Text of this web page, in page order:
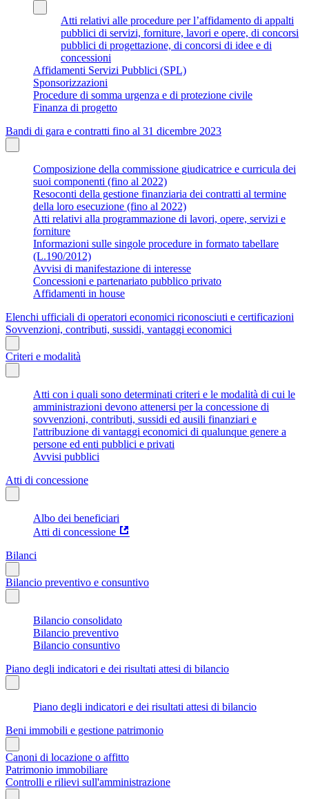
Atti relativi alle procedure per l’affidamento di appalti
pubblici di servizi, forniture, lavori e opere, di concorsi
pubblici di progettazione, di concorsi di idee e di
concessioni
Affidamenti Servizi Pubblici (SPL)
Sponsorizzazioni
Procedure di somma urgenza e di protezione civile
Finanza di progetto
Bandi di gara e contratti fino al 31 dicembre 2023
Composizione della commissione giudicatrice e curricula dei
suoi componenti (fino al 2022)
Resoconti della gestione finanziaria dei contratti al termine
della loro esecuzione (fino al 2022)
Atti relativi alla programmazione di lavori, opere, servizi e
forniture
Informazioni sulle singole procedure in formato tabellare
(L.190/2012)
Avvisi di manifestazione di interesse
Concessioni e partenariato pubblico privato
Affidamenti in house
Elenchi ufficiali di operatori economici riconosciuti e certificazioni
Sovvenzioni, contributi, sussidi, vantaggi economici
Criteri e modalità
Atti con i quali sono determinati criteri e le modalità di cui le
amministrazioni devono attenersi per la concessione di
sovvenzioni, contributi, sussidi ed ausili finanziari e
l'attribuzione di vantaggi economici di qualunque genere a
persone ed enti pubblici e privati
Avvisi pubblici
Atti di concessione
Albo dei beneficiari
Atti di concessione
Bilanci
Bilancio preventivo e consuntivo
Bilancio consolidato
Bilancio preventivo
Bilancio consuntivo
Piano degli indicatori e dei risultati attesi di bilancio
Piano degli indicatori e dei risultati attesi di bilancio
Beni immobili e gestione patrimonio
Canoni di locazione o affitto
Patrimonio immobiliare
Controlli e rilievi sull'amministrazione